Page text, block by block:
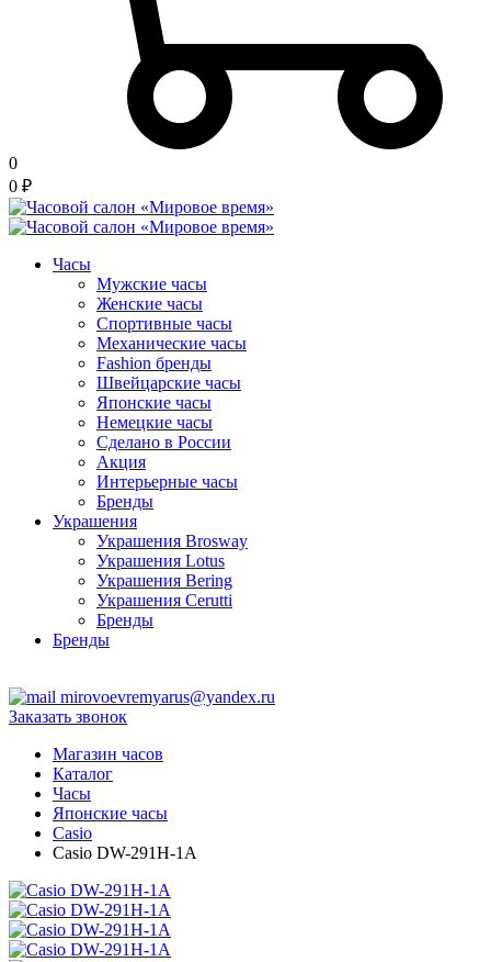
0
0 ₽
Часы
Мужские часы
Женские часы
Спортивные часы
Механические часы
Fashion бренды
Швейцарские часы
Японские часы
Немецкие часы
Сделано в России
Акция
Интерьерные часы
Бренды
Украшения
Украшения Brosway
Украшения Lotus
Украшения Bering
Украшения Cerutti
Бренды
Бренды
mirovoevremyarus@yandex.ru
Заказать звонок
Магазин часов
Каталог
Часы
Японские часы
Casio
Casio DW-291H-1A